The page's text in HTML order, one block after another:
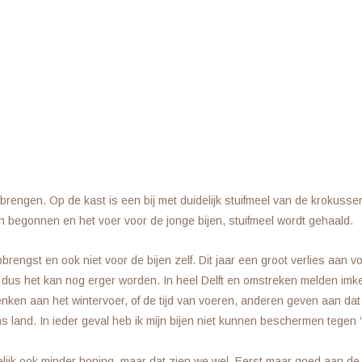
Op de kast is een bij met duidelijk stuifmeel van de
en het voer voor de jonge bijen, stuifmeel wordt gehaald.
en ook niet voor de bijen zelf. Dit jaar een groot verlies aan
het kan nog erger worden. In heel Delft en omstreken melden
aan het wintervoer, of de tijd van voeren, anderen geven aan
In ieder geval heb ik mijn bijen niet kunnen beschermen tegen